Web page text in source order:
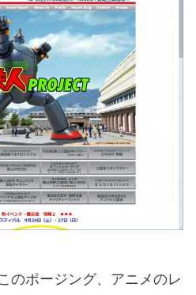
のポージング、アニメのレ